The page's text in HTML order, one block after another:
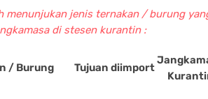
menunjukan jenis ternakan / burung
di stesen kurantin :
/ Burung Tujuan diimport